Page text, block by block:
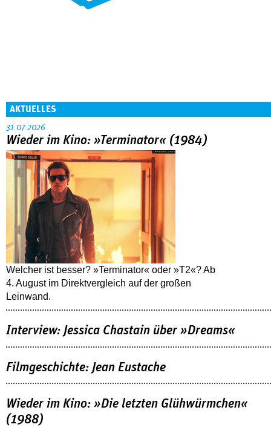
AKTUELLES
31.07.2026
Wieder im Kino: »Terminator« (1984)
Welcher ist besser? »Terminator« oder »T2«? Ab
4. August im Direktvergleich auf der großen
Leinwand.
Interview: Jessica Chastain über »Dreams«
Filmgeschichte: Jean Eustache
Wieder im Kino: »Die letzten Glühwürmchen«
(1988)